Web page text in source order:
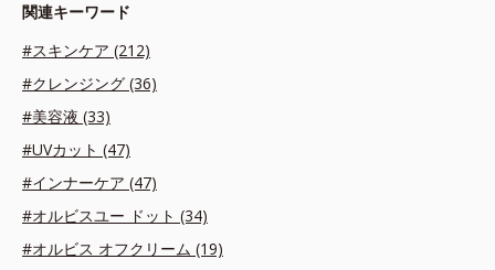
関連キーワード
#スキンケア (212)
#クレンジング (36)
#美容液 (33)
#UVカット (47)
#インナーケア (47)
#オルビスユー ドット (34)
#オルビス オフクリーム (19)